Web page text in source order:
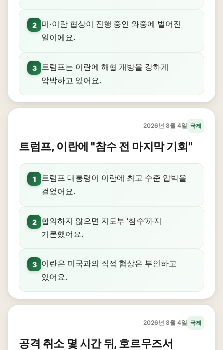
2
미·이란 협상이 진행 중인 와중에 벌어진
일이에요.
3
트럼프는 이란에 해협 개방을 강하게
압박하고 있어요.
2026년 8월 4일 국제
트럼프, 이란에 "참수 전 마지막 기회"
1
트럼프 대통령이 이란에 최고 수준 압박을
걸었어요.
2
합의하지 않으면 지도부 ‘참수’까지
거론했어요.
3
이란은 미국과의 직접 협상은 부인하고
있어요.
2026년 8월 4일 국제
공격 취소 몇 시간 뒤, 호르무즈서